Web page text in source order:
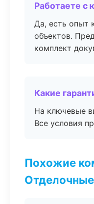
Работаете с
Да, есть опыт
объектов.
комплект
Какие
На ключевые
Все условия
Похожие